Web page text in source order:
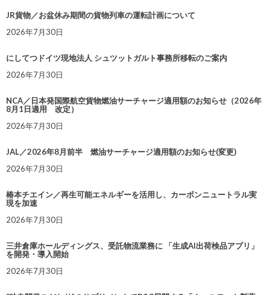
JR貨物／お盆休み期間の貨物列車の運転計画について
2026年7月30日
にしてつドイツ現地法人 シュツットガルト事務所移転のご案内
2026年7月30日
NCA／日本発国際航空貨物燃油サーチャージ適用額のお知らせ（2026年
8月1日適用 改定）
2026年7月30日
JAL／2026年8月前半 燃油サーチャージ適用額のお知らせ(変更)
2026年7月30日
椿本チエイン／再生可能エネルギーを活用し、カーボンニュートラル実
現を加速
2026年7月30日
三井倉庫ホールディングス、受託物流業務に 「生成AI出荷検品アプリ」
を開発・導入開始
2026年7月30日